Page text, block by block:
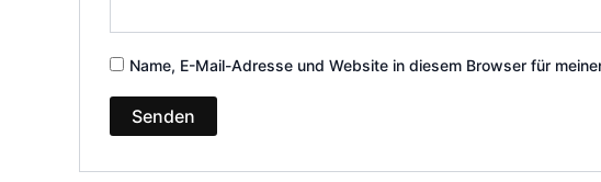
Name, E-Mail-Adresse und Website in diesem Browser für